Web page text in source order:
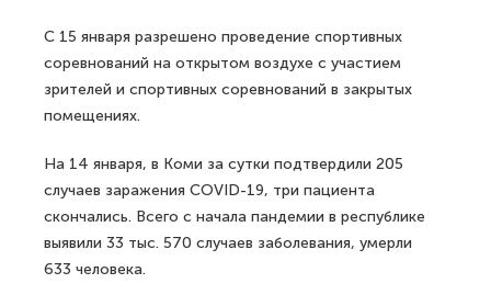
С 15 января разрешено проведение спортивных
соревнований на открытом воздухе с участием
зрителей и спортивных соревнований в закрытых
помещениях.
На 14 января, в Коми за сутки подтвердили 205
случаев заражения COVID-19, три пациента
скончались. Всего с начала пандемии в республике
выявили 33 тыс. 570 случаев заболевания, умерли
633 человека.